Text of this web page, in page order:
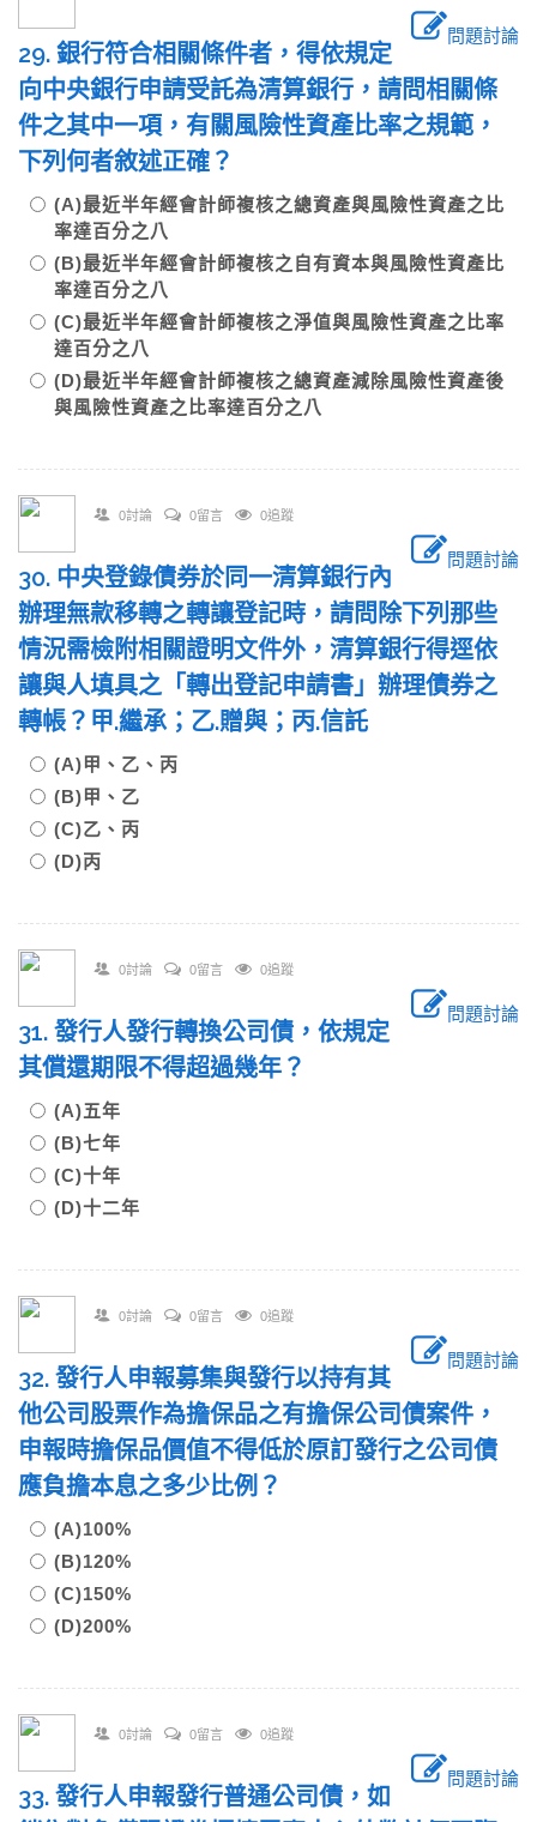
問題討論
29. 銀行符合相關條件者，得依規定
向中央銀行申請受託為清算銀行，請問相關條
件之其中一項，有關風險性資產比率之規範，
下列何者敘述正確？
(A)最近半年經會計師複核之總資產與風險性資產之比
率達百分之八
(B)最近半年經會計師複核之自有資本與風險性資產比
率達百分之八
(C)最近半年經會計師複核之淨值與風險性資產之比率
達百分之八
(D)最近半年經會計師複核之總資產減除風險性資產後
與風險性資產之比率達百分之八
0討論 0留言 0追蹤
問題討論
30. 中央登錄債券於同一清算銀行內
辦理無款移轉之轉讓登記時，請問除下列那些
情況需檢附相關證明文件外，清算銀行得逕依
讓與人填具之「轉出登記申請書」辦理債券之
轉帳？甲.繼承；乙.贈與；丙.信託
(A)甲、乙、丙
(B)甲、乙
(C)乙、丙
(D)丙
0討論 0留言 0追蹤
問題討論
31. 發行人發行轉換公司債，依規定
其償還期限不得超過幾年？
(A)五年
(B)七年
(C)十年
(D)十二年
0討論 0留言 0追蹤
問題討論
32. 發行人申報募集與發行以持有其
他公司股票作為擔保品之有擔保公司債案件，
申報時擔保品價值不得低於原訂發行之公司債
應負擔本息之多少比例？
(A)100%
(B)120%
(C)150%
(D)200%
0討論 0留言 0追蹤
問題討論
33. 發行人申報發行普通公司債，如